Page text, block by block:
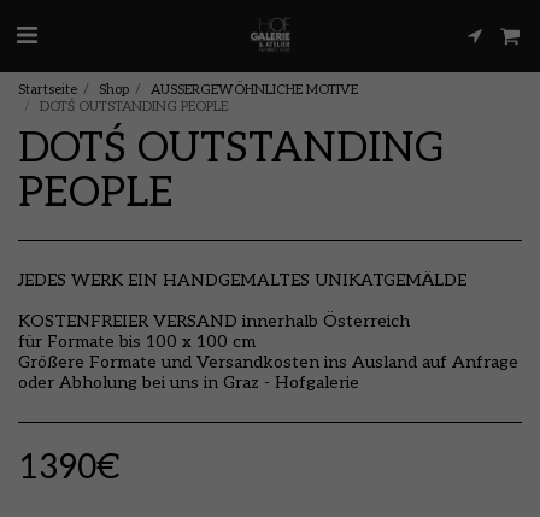
Startseite Shop
AUSSERGEWÖHNLICHE MOTIVE
DOTŚ OUTSTANDING PEOPLE
DOTŚ OUTSTANDING
PEOPLE
JEDES WERK EIN HANDGEMALTES UNIKATGEMÄLDE
KOSTENFREIER VERSAND innerhalb Österreich
für Formate bis 100 x 100 cm
Größere Formate und Versandkosten ins Ausland auf Anfrage
oder Abholung bei uns in Graz - Hofgalerie
1390€